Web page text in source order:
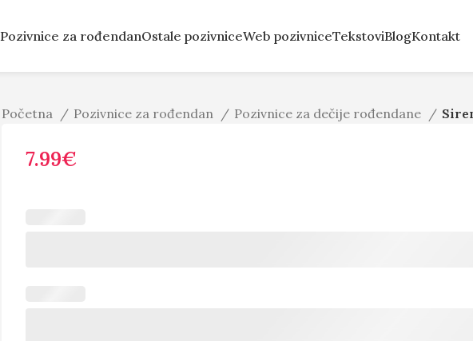
Pozivnice za rođendanOstale pozivniceWeb pozivniceTekstoviBlogKontakt
Početna Pozivnice za rođendan Pozivnice za dečije rođendane
7.99€